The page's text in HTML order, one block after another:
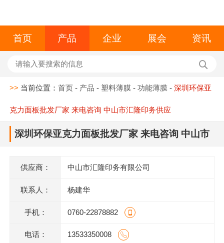
首页 产品 企业 展会 资讯
>> 当前位置：首页 - 产品 - 塑料薄膜 -功能薄膜 -深圳环保亚
克力面板批发厂家 来电咨询 中山市汇隆印务供应
深圳环保亚克力面板批发厂家 来电咨询 中山市
供应商： 中山市汇隆印务有限公司
联系人： 杨建华
手机： 0760-22878882
电话： 13533350008